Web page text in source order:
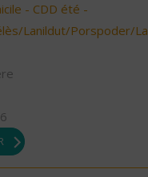
- CDD été -
Lanildut/Porspoder/